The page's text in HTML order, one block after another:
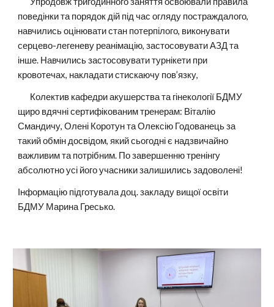
поведінки та порядок дій під час огляду постраждалого,
навчились оцінювати стан потерпілого, виконувати
серцево-легеневу реанімацію, застосовувати АЗД та
інше. Навчились застосовувати турнікети при
кровотечах, накладати стискаючу пов’язку,
Колектив кафедри акушерства та гінекології БДМУ
щиро вдячні сертифікованим тренерам: Віталію
Смандичу, Олені Коротун та Олексію Годованець за
такий обмін досвідом, який сьогодні є надзвичайно
важливим та потрібним. По завершенню тренінгу
абсолютно усі його учасники залишились задоволені!
Інформацію підготувала доц. закладу вищої освіти
БДМУ Марина Гресько.